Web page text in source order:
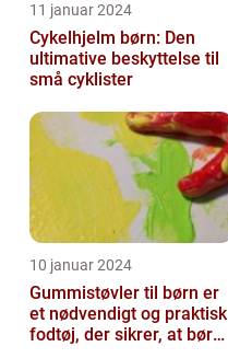
11 januar 2024
Cykelhjelm børn: Den
ultimative beskyttelse til
små cyklister
10 januar 2024
Gummistøvler til børn er
et nødvendigt og praktisk
fodtøj, der sikrer, at børn